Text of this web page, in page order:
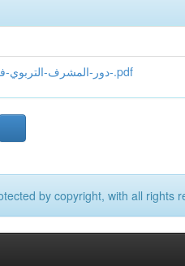
دور-المشرف-التربوي-في-تنمية-المعلمين-مهنياً-من-.pdf
by copyright, with all rights